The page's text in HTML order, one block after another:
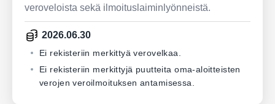
veroveloista sekä ilmoituslaiminlyönneistä.
2026.06.30
Ei rekisteriin merkittyä verovelkaa.
Ei rekisteriin merkittyjä puutteita oma-aloitteisten
verojen veroilmoituksen antamisessa.